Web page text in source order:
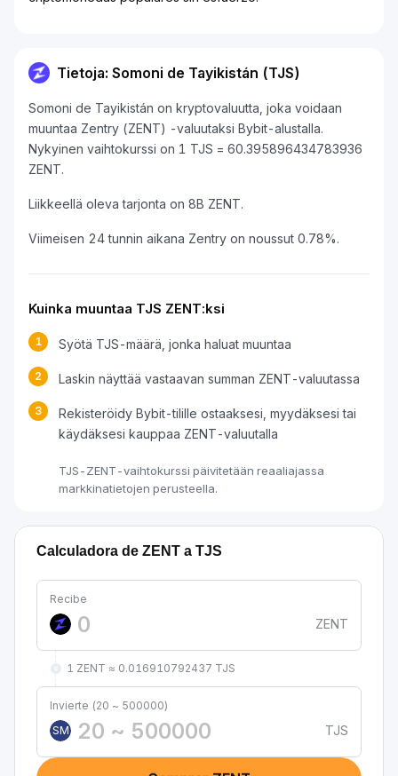
Tietoja: Somoni de Tayikistán (TJS)
Somoni de Tayikistán on kryptovaluutta, joka voidaan
muuntaa Zentry (ZENT) -valuutaksi Bybit-alustalla.
Nykyinen vaihtokurssi on 1 TJS = 60.395896434783936
ZENT.
Liikkeellä oleva tarjonta on 8B ZENT.
Viimeisen 24 tunnin aikana Zentry on noussut 0.78%.
Kuinka muuntaa TJS ZENT:ksi
1 Syötä TJS-määrä, jonka haluat muuntaa
2 Laskin näyttää vastaavan summan ZENT-valuutassa
3
Rekisteröidy Bybit-tilille ostaaksesi, myydäksesi tai
käydäksesi kauppaa ZENT-valuutalla
TJS-ZENT-vaihtokurssi päivitetään reaaliajassa
markkinatietojen perusteella.
Calculadora de ZENT a TJS
Recibe
ZENT
1 ZENT ≈ 0.016910792437 TJS
Invierte (20 ~ 500000)
SM
TJS